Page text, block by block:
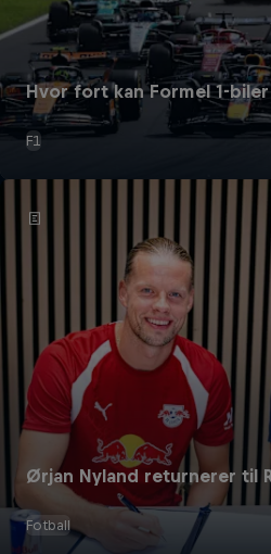
Hvor fort kan Formel 1-biler
F1
Ørjan Nyland returnerer til
Fotball